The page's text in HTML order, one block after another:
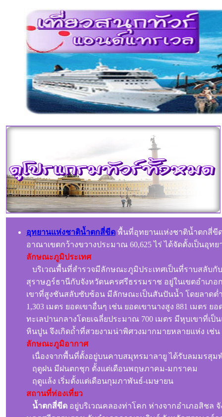
อุทยานแห่งชาติน้ำตกสี่ขีด พื้นที่อุทยานแห่งชาติน้ำตกสี่ขีด
อาณาเขตกว้างขวางประมาณ 60,625 ไร่ ได้จัดตั้งเป็นอุท
ลักษณะภูมิประเทศ
บริเวณพื้นที่สำรวจมีลักษณะภูมิประเทศเป็นที่ราบสลับกับ
สุราษฎร์ธานีกับจังหวัดนครศรีธรรมราช อยู่ในเขตอำเภ
เขาที่สูงชันสลับซับซ้อน มีลักษณะเป็นสันปันน้ำ โดยลาดต่
1,303 เมตร ยอดเขาอื่นๆ เช่น ยอดเขานางสูง 881 เมตร
ทะเลปานกลางโดยเฉลี่ยประมาณ 700 เมตร มีหุบเขาที่เ
หินปูน จึงเกิดถ้ำที่สวยงามน่าพิศวงมากมายหลายแห่ง เช่
ลักษณะภูมิอากาศ
เนื่องจากพื้นที่ตั้งอยู่บนคาบสมุทรมาลายู ได้รับลมมรสุม
ฤดูฝน มีฝนตกชุก ตั้งแต่เดือนพฤษภาคม-มกราคม
ฤดูแล้ง เริ่มตั้งแต่เดือนกุมภาพันธ์-เมษายน
สถานที่ท่องเที่ยว
น้ำตกสี่ขีด อยู่บริเวณคลองท่าโคก ห่างจากอำเภอสิชล